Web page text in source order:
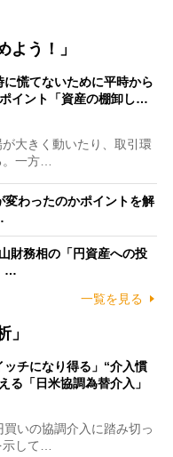
よう！」
に慌てないために平時から
イント「資産の棚卸し…
大きく動いたり、取引環
一方…
わったのかポイントを解
財務相の「円資産への投
…
一覧を見る
」
ッチになり得る」“介入慣
る「日米協調為替介入」
いの協調介入に踏み切っ
して…